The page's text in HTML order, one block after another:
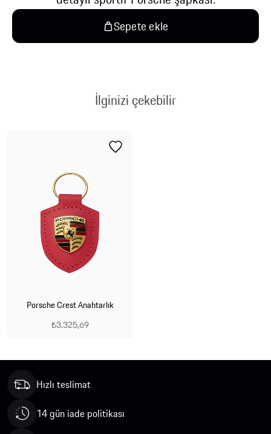
Sepete ekle
İlginizi çekebilir
Porsche Crest Anahtarlık
₺3.325,69
Hızlı teslimat
14 gün iade politikası